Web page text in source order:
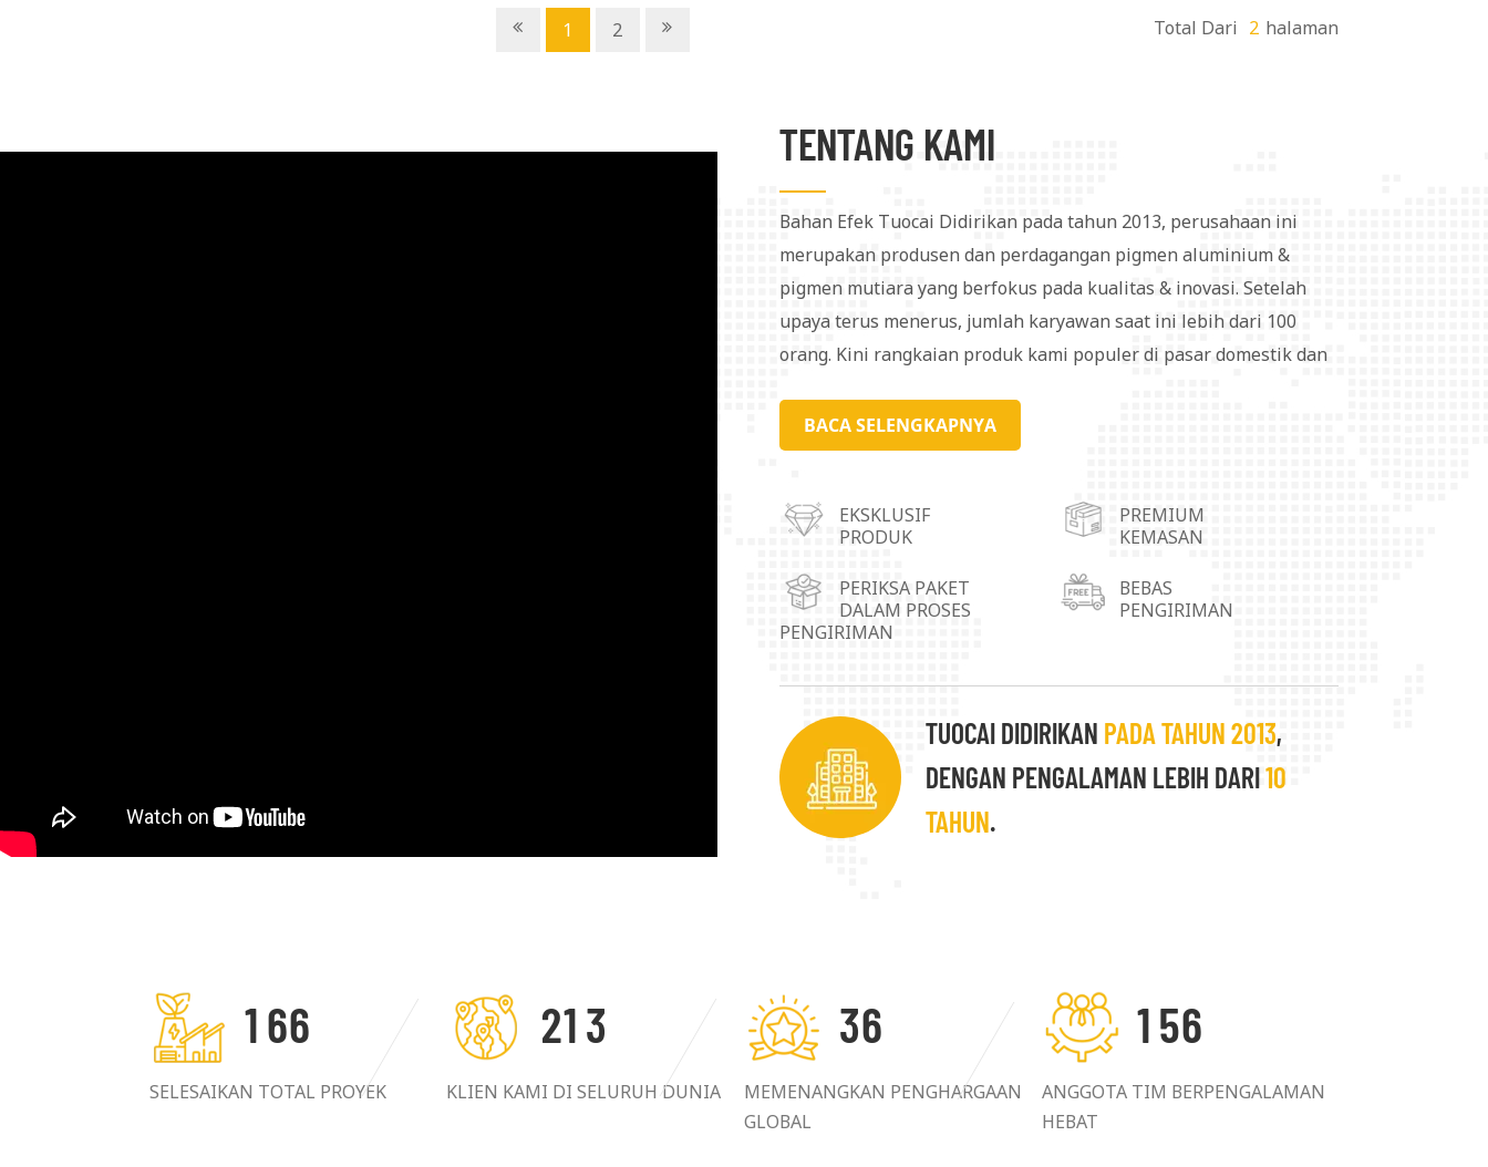
1 2 Total Dari 2 Halaman
TENTANG KAMI
Bahan Efek Tuocai Didirikan pada tahun 2013, perusahaan ini
merupakan produsen dan perdagangan pigmen aluminium &
pigmen mutiara yang berfokus pada kualitas & inovasi. Setelah
upaya terus menerus, jumlah karyawan saat ini lebih dari 100
orang. Kini rangkaian produk kami populer di pasar domestik dan
mendirikan empat pusat operasi gudang di Kota Wuhu, Kota
Shunde di Provinsi Guangdong, Kota Linyi di Provinsi Shandong,
digunakan dalam pelapis, tinta, plastik, karet, pelapis kain, kulit,
Kebutuhan/persyaratan khusus dapat dipenuhi. Kepuasan setiap
pelanggan adalah tujuan kami. Kami selalu berupaya untuk
pelanggan.
BACA SELENGKAPNYA
EKSKLUSIF
PRODUK
PREMIUM
KEMASAN
PERIKSA PAKET
DALAM PROSES
PENGIRIMAN
BEBAS
PENGIRIMAN
TUOCAI DIDIRIKAN PADA TAHUN 2013,
DENGAN PENGALAMAN LEBIH DARI10
TAHUN.
166
SELESAIKAN TOTAL PROYEK
213
KLIEN KAMI DI SELURUH DUNIA
36
MEMENANGKAN PENGHARGAAN
GLOBAL
156
ANGGOTA TIM BERPENGALAMAN
HEBAT